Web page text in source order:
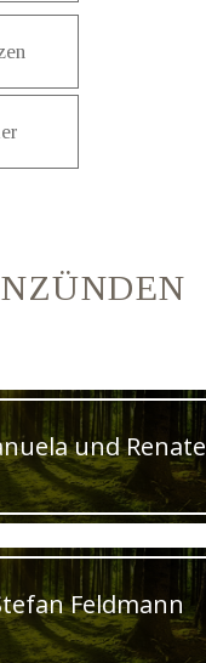
und Renate
Feldmann